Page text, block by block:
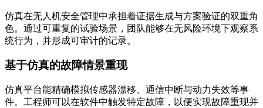
仿真在无人机安全管理中承担着证据生成与方案验证的双重角
色。通过可重复的试验场景，团队能够在无风险环境下观察系
统行为，并形成可审计的记录。
基于仿真的故障情景重现
仿真平台能精确模拟传感器漂移、通信中断与动力失效等事
件。工程师可以在软件中触发特定故障，以便实现故障重现并